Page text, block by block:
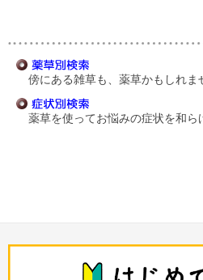
傍にある雑草も、薬草かもしれま
薬草を使ってお悩みの症状を和ら